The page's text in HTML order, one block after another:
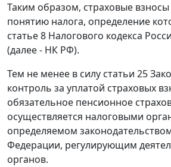
Таким образом, страховые взносы
понятию налога, определение
статье 8 Налогового кодекса
(далее - НК РФ).
Тем не менее в силу статьи 25
контроль за уплатой страховых
обязательное пенсионное
осуществляется налоговыми
определяемом
Федерации, регулирующим
органов.